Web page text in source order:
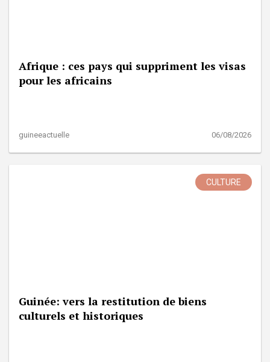
Afrique : ces pays qui suppriment les visas
pour les africains
guineeactuelle 06/08/2026
CULTURE
Guinée: vers la restitution de biens
culturels et historiques